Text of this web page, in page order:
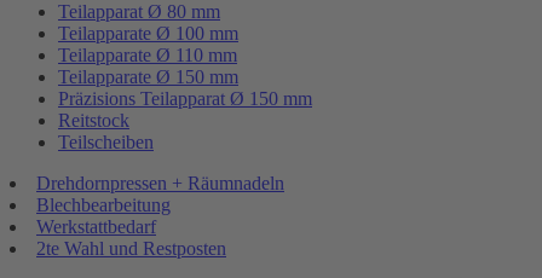
Teilapparat Ø 80 mm
Teilapparate Ø 100 mm
Teilapparate Ø 110 mm
Teilapparate Ø 150 mm
Präzisions Teilapparat Ø 150 mm
Reitstock
Teilscheiben
Drehdornpressen + Räumnadeln
Blechbearbeitung
Werkstattbedarf
2te Wahl und Restposten